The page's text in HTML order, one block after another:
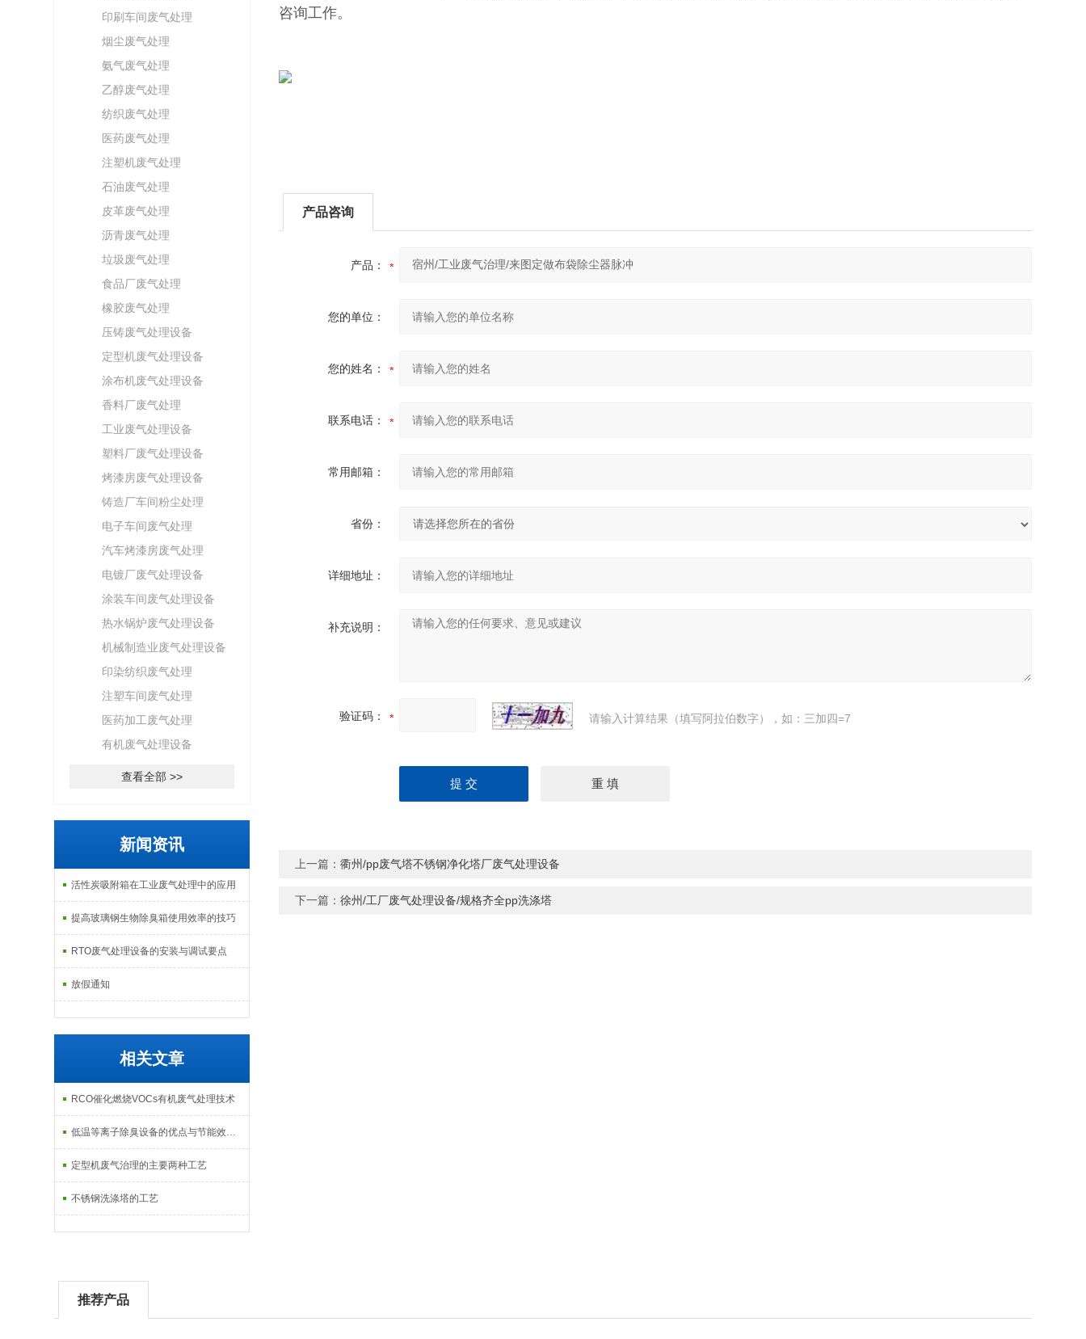
印刷车间废气处理
烟尘废气处理
氨气废气处理
乙醇废气处理
纺织废气处理
医药废气处理
注塑机废气处理
石油废气处理
皮革废气处理
沥青废气处理
垃圾废气处理
食品厂废气处理
橡胶废气处理
压铸废气处理设备
定型机废气处理设备
涂布机废气处理设备
香料厂废气处理
工业废气处理设备
塑料厂废气处理设备
烤漆房废气处理设备
铸造厂车间粉尘处理
电子车间废气处理
汽车烤漆房废气处理
电镀厂废气处理设备
涂装车间废气处理设备
热水锅炉废气处理设备
机械制造业废气处理设备
印染纺织废气处理
注塑车间废气处理
医药加工废气处理
有机废气处理设备
查看全部 >>
新闻资讯
活性炭吸附箱在工业废气处理中的应用
提高玻璃钢生物除臭箱使用效率的技巧
RTO废气处理设备的安装与调试要点
放假通知
相关文章
RCO催化燃烧VOCs有机废气处理技术
低温等离子除臭设备的优点与节能效果分析
定型机废气治理的主要两种工艺
不锈钢洗涤塔的工艺
咨询工作。
产品咨询
产品：
您的单位：
您的姓名：
联系电话：
常用邮箱：
省份：
详细地址：
补充说明：
验证码： 请输入计算结果（填写阿拉伯数字），如：三加四=7
上一篇：衢州/pp废气塔不锈钢净化塔厂废气处理设备
下一篇：徐州/工厂废气处理设备/规格齐全pp洗涤塔
推荐产品